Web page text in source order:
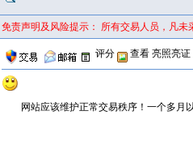
免责声明及风险提示： 所有交易人员，凡
评分 查看 亮照亮证
网站应该维护正常交易秩序！一个多月